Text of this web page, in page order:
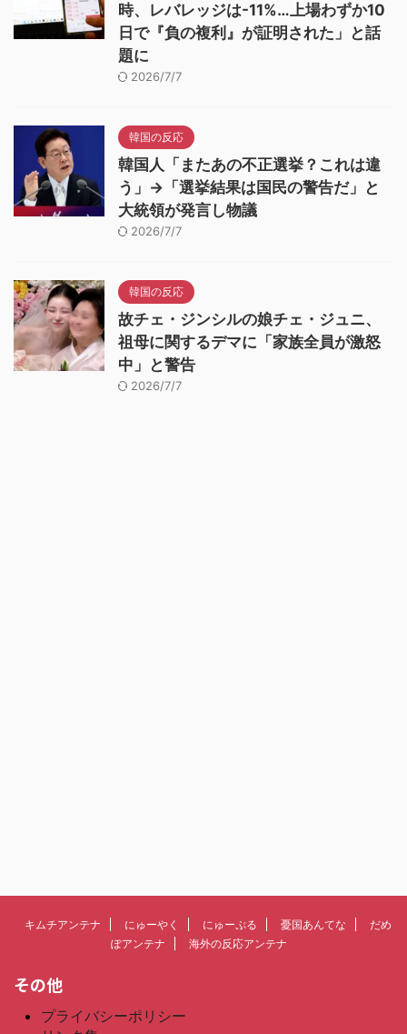
時、レバレッジは-11%…上場わずか10
日で『負の複利』が証明された」と話
題に
2026/7/7
韓国の反応
韓国人「またあの不正選挙？これは違
う」→「選挙結果は国民の警告だ」と
大統領が発言し物議
2026/7/7
韓国の反応
故チェ・ジンシルの娘チェ・ジュニ、
祖母に関するデマに「家族全員が激怒
中」と警告
2026/7/7
キムチアンテナ にゅーやく にゅーぷる 憂国あんてな
だめ
ぽアンテナ
海外の反応アンテナ
その他
プライバシーポリシー